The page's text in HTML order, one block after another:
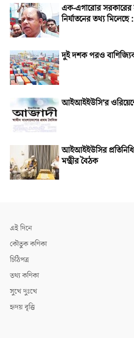
এক-এগারোর সরকারের
নির্যাতনের তথ্য
দুই দশক পরও বাণিজ্যিক
আইআইইউসি’র
আইআইইউসির
মন্ত্রীর বৈঠক
এই দিনে
কৌতুক কণিকা
চিঠিপত্র
তথ্য কণিকা
সুখে দুঃখে
হৃদয় বৃত্তি